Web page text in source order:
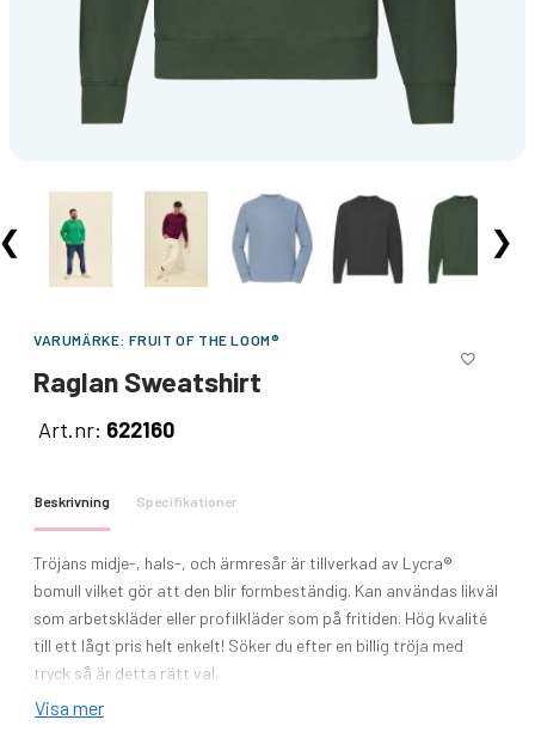
❯
VARUMÄRKE: FRUIT OF THE LOOM®
Raglan Sweatshirt
Art.nr: 622160
Beskrivning Specifikationer
Tröjans midje-, hals-, och ärmresår är tillverkad av Lycra®
bomull vilket gör att den blir formbeständig. Kan användas likväl
som arbetskläder eller profilkläder som på fritiden. Hög kvalité
till ett lågt pris helt enkelt! Söker du efter en billig tröja med
tryck så är detta rätt val.
Tryck och profilering kan köpas till separat, om intresse finns
Visa mer